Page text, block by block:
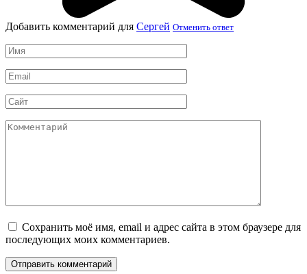
Добавить комментарий для Сергей Отменить ответ
Имя
*
Email
*
Сайт
Комментарий
Сохранить моё имя, email и адрес сайта в этом браузере для
последующих моих комментариев.